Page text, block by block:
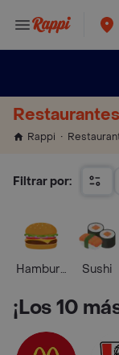
Rappi
Filtrar por:
HamburguesaSushi
¡Los 10